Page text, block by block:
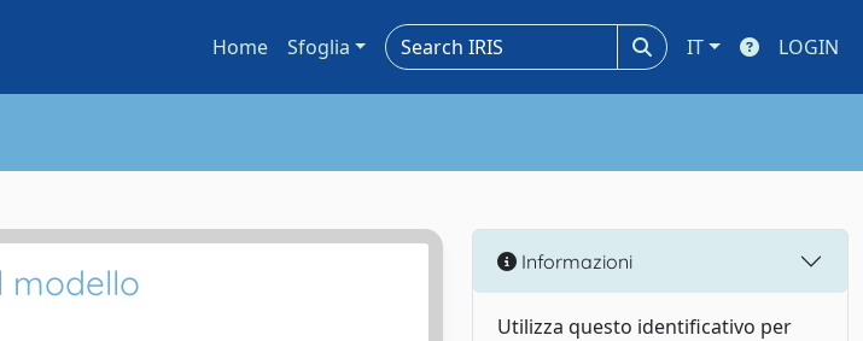
Home Sfoglia IT LOGIN
modello
Informazioni
Utilizza questo identificativo per